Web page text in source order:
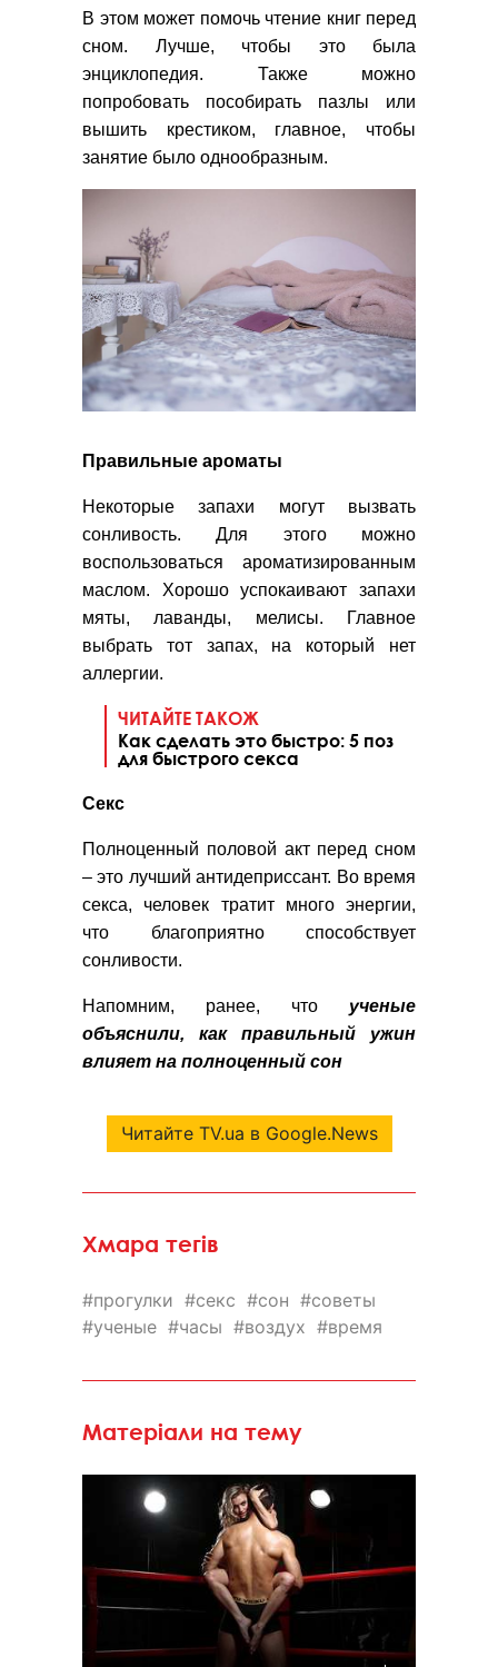
В этом может помочь чтение книг перед
сном. Лучше, чтобы это была
энциклопедия. Также можно
попробовать пособирать пазлы или
вышить крестиком, главное, чтобы
занятие было однообразным.
Правильные ароматы
Некоторые запахи могут вызвать
сонливость. Для этого можно
воспользоваться ароматизированным
маслом. Хорошо успокаивают запахи
мяты, лаванды, мелисы. Главное
выбрать тот запах, на который нет
аллергии.
ЧИТАЙТЕ ТАКОЖ
Как сделать это быстро: 5 поз
для быстрого секса
Секс
Полноценный половой акт перед сном
– это лучший антидеприссант. Во время
секса, человек тратит много энергии,
что благоприятно способствует
сонливости.
Напомним, ранее, что ученые
объяснили, как правильный ужин
влияет на полноценный сон
Читайте TV.ua в Google.News
Хмара тегів
прогулки секс сон
советы
ученые
часы воздух время
Матеріали на тему